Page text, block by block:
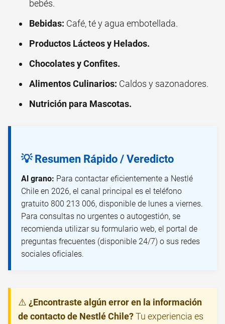
bebés.
Bebidas: Café, té y agua embotellada.
Productos Lácteos y Helados.
Chocolates y Confites.
Alimentos Culinarios: Caldos y sazonadores.
Nutrición para Mascotas.
💡 Resumen Rápido / Veredicto
Al grano: Para contactar eficientemente a Nestlé
Chile en 2026, el canal principal es el teléfono
gratuito 800 213 006, disponible de lunes a viernes.
Para consultas no urgentes o autogestión, se
recomienda utilizar su formulario web, el portal de
preguntas frecuentes (disponible 24/7) o sus redes
sociales oficiales.
⚠️ ¿Encontraste algún error en la información
de contacto de Nestlé Chile?Tu experiencia es